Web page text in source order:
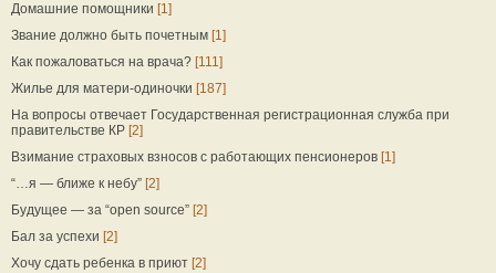
Домашние помощники [1]
Звание должно быть почетным [1]
Как пожаловаться на врача? [111]
Жилье для матери-одиночки [187]
На вопросы отвечает Государственная регистрационная служба при
правительстве КР [2]
Взимание страховых взносов с работающих пенсионеров [1]
“…я — ближе к небу” [2]
Будущее — за “open source” [2]
Бал за успехи [2]
Хочу сдать ребенка в приют [2]